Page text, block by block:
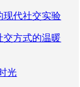
现代社交实验
交方式的温暖
光